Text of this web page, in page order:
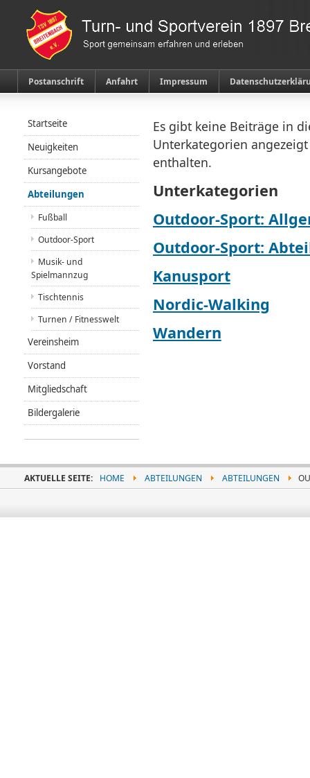
Postanschrift Anfahrt Impressum
Es gibt keine Beiträge in
Unterkategorien
enthalten.
Unterkategorien
Outdoor-Sport:
Outdoor-Sport:
Kanusport
Nordic-Walking
Wandern
Startseite
Neuigkeiten
Kursangebote
Abteilungen
Fußball
Outdoor-Sport
Musik- und
Spielmannzug
Tischtennis
Turnen / Fitnesswelt
Vereinsheim
Vorstand
Mitgliedschaft
Bildergalerie
AKTUELLE SEITE: HOME ABTEILUNGEN ABTEILUNGEN